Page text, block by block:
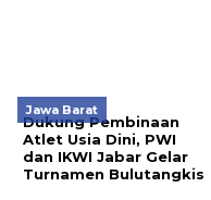
Jawa Barat
Dukung Pembinaan
Atlet Usia Dini, PWI
dan IKWI Jabar Gelar
Turnamen Bulutangkis